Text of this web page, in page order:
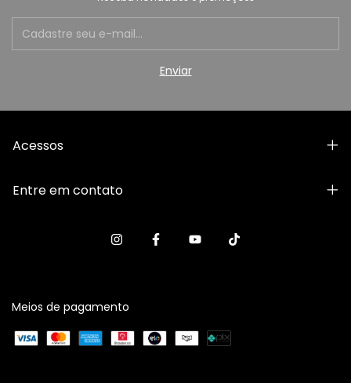
Acessos
Entre em contato
Meios de pagamento